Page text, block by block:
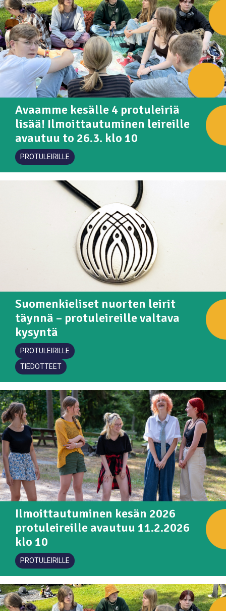
Avaamme kesälle 4 protuleiriä
lisää! Ilmoittautuminen leireille
avautuu to 26.3. klo 10
PROTULEIRILLE
Suomenkieliset nuorten leirit
täynnä – protuleireille valtava
kysyntä
PROTULEIRILLE
TIEDOTTEET
Ilmoittautuminen kesän 2026
protuleireille avautuu 11.2.2026
klo 10
PROTULEIRILLE